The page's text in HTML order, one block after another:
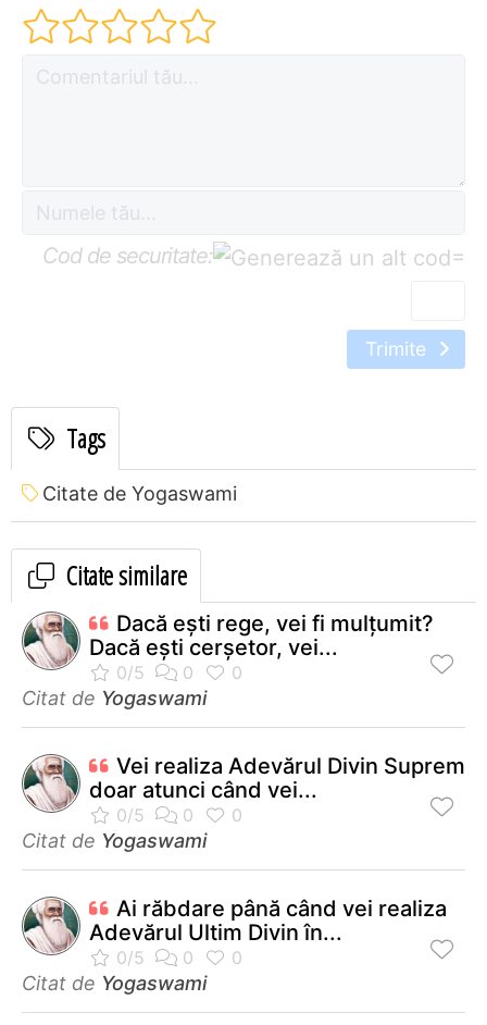
Cod de securitate: =
Trimite
Tags
Citate de Yogaswami
Citate similare
Dacă eşti rege, vei fi mulţumit?
Dacă eşti cerşetor, vei...
Citat de Yogaswami
Vei realiza Adevărul Divin Suprem
doar atunci când vei...
Citat de Yogaswami
Ai răbdare până când vei realiza
Adevărul Ultim Divin în...
Citat de Yogaswami